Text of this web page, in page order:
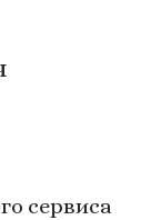
сервиса